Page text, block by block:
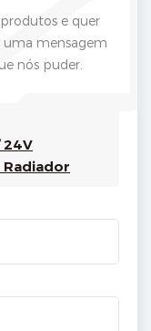
e quer
uma mensagem
nós puder.
24V